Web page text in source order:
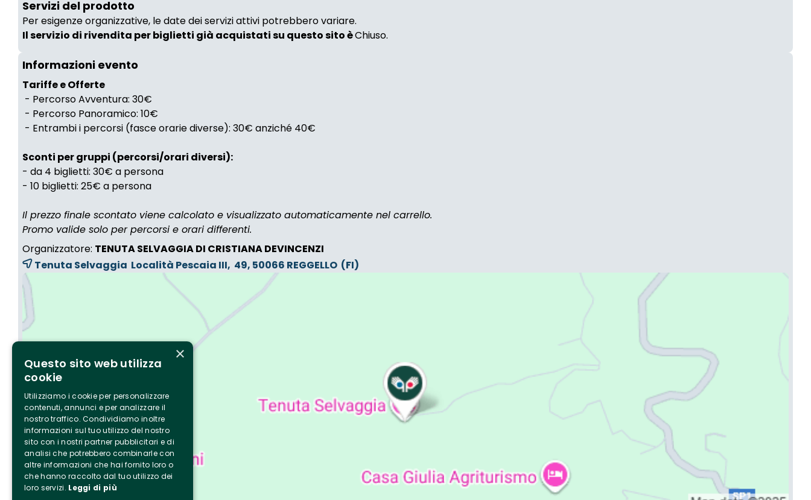
Servizi del prodotto
Per esigenze organizzative, le date dei servizi attivi potrebbero variare.
Il servizio di rivendita per biglietti già acquistati su questo sito èChiuso.
Informazioni evento
Tariffe e Offerte
- Percorso Avventura: 30€
- Percorso Panoramico: 10€
- Entrambi i percorsi (fasce orarie diverse): 30€ anziché 40€
Sconti per gruppi (percorsi/orari diversi):
- da 4 biglietti: 30€ a persona
- 10 biglietti: 25€ a persona
Il prezzo finale scontato viene calcolato e visualizzato automaticamente nel carrello.
Promo valide solo per percorsi e orari differenti.
Organizzatore: TENUTA SELVAGGIA DI CRISTIANA DEVINCENZI
Tenuta Selvaggia Località Pescaia III, 49, 50066 REGGELLO (FI)
×
Questo sito web utilizza
cookie
Utilizziamo i cookie per personalizzare
contenuti, annunci e per analizzare il
nostro traffico. Condividiamo inoltre
informazioni sul tuo utilizzo del nostro
sito con i nostri partner pubblicitari e di
analisi che potrebbero combinarle con
altre informazioni che hai fornito loro o
che hanno raccolto dal tuo utilizzo dei
loro servizi. Leggi di più